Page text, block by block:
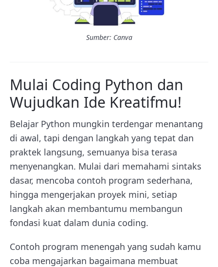
Sumber: Canva
Mulai Coding Python dan
Wujudkan Ide Kreatifmu!
Belajar Python mungkin terdengar menantang
di awal, tapi dengan langkah yang tepat dan
praktek langsung, semuanya bisa terasa
menyenangkan. Mulai dari memahami sintaks
dasar, mencoba contoh program sederhana,
hingga mengerjakan proyek mini, setiap
langkah akan membantumu membangun
fondasi kuat dalam dunia coding.
Contoh program menengah yang sudah kamu
coba mengajarkan bagaimana membuat